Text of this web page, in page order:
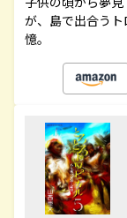
が、島で出合う
憶。